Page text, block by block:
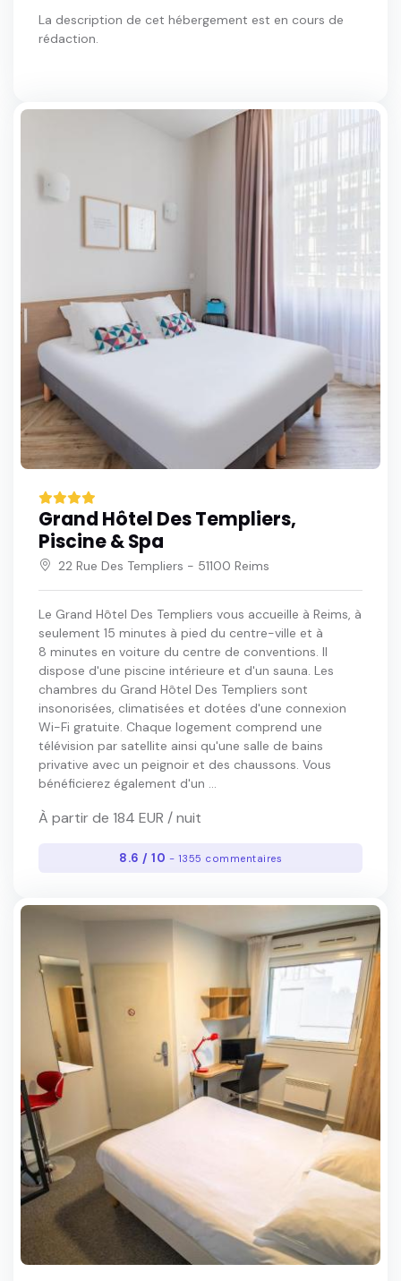
La description de cet hébergement est en cours de
rédaction.
Grand Hôtel Des Templiers,
Piscine & Spa
22 Rue Des Templiers - 51100 Reims
Le Grand Hôtel Des Templiers vous accueille à Reims, à
seulement 15 minutes à pied du centre-ville et à
8 minutes en voiture du centre de conventions. Il
dispose d'une piscine intérieure et d'un sauna. Les
chambres du Grand Hôtel Des Templiers sont
insonorisées, climatisées et dotées d'une connexion
Wi-Fi gratuite. Chaque logement comprend une
télévision par satellite ainsi qu'une salle de bains
privative avec un peignoir et des chaussons. Vous
bénéficierez également d'un ...
À partir de 184 EUR / nuit
8.6 / 10 - 1355 commentaires